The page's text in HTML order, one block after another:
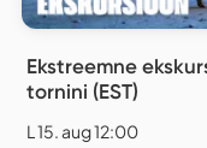
Ekstreemne
tornini (EST)
L 15. aug 12:00